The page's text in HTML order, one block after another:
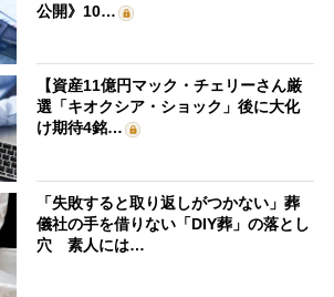
公開》10…
【資産11億円マック・チェリーさん厳
選「キオクシア・ショック」後に大化
け期待4銘…
「失敗すると取り返しがつかない」葬
儀社の手を借りない「DIY葬」の落とし
穴 素人には…